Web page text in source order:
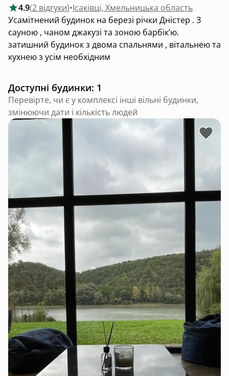
4.9(2 відгуки)•Ісаківці, Хмельницька область
Усамітнений будинок на березі річки Дністер . З
сауною , чаном джакузі та зоною барбікʼю.
затишний будинок з двома спальнями , вітальнею та
кухнею з усім необхідним
Доступні будинки: 1
Перевірте, чи є у комплексі інші вільні будинки,
змінюючи дати і кількість людей